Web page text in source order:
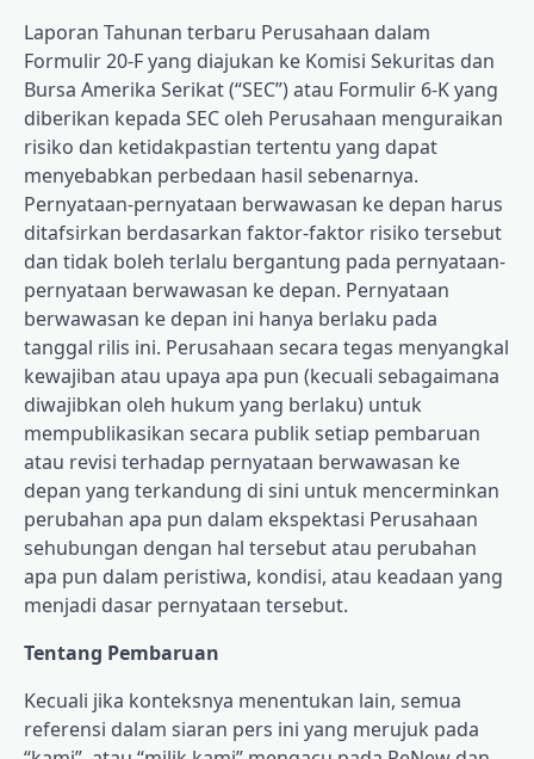
Laporan Tahunan terbaru Perusahaan dalam
Formulir 20-F yang diajukan ke Komisi Sekuritas dan
Bursa Amerika Serikat (“SEC”) atau Formulir 6-K yang
diberikan kepada SEC oleh Perusahaan menguraikan
risiko dan ketidakpastian tertentu yang dapat
menyebabkan perbedaan hasil sebenarnya.
Pernyataan-pernyataan berwawasan ke depan harus
ditafsirkan berdasarkan faktor-faktor risiko tersebut
dan tidak boleh terlalu bergantung pada pernyataan-
pernyataan berwawasan ke depan. Pernyataan
berwawasan ke depan ini hanya berlaku pada
tanggal rilis ini. Perusahaan secara tegas menyangkal
kewajiban atau upaya apa pun (kecuali sebagaimana
diwajibkan oleh hukum yang berlaku) untuk
mempublikasikan secara publik setiap pembaruan
atau revisi terhadap pernyataan berwawasan ke
depan yang terkandung di sini untuk mencerminkan
perubahan apa pun dalam ekspektasi Perusahaan
sehubungan dengan hal tersebut atau perubahan
apa pun dalam peristiwa, kondisi, atau keadaan yang
menjadi dasar pernyataan tersebut.
Tentang Pembaruan
Kecuali jika konteksnya menentukan lain, semua
referensi dalam siaran pers ini yang merujuk pada